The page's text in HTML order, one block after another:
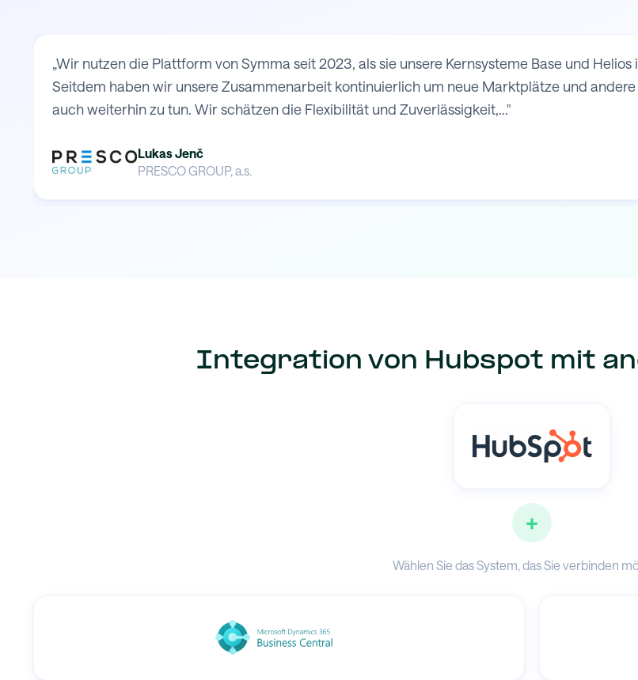
„Wir nutzen die Plattform von Symma seit 2023, als sie unsere Kernsysteme Base und
Seitdem haben wir unsere Zusammenarbeit kontinuierlich um neue Marktplätze und
auch weiterhin zu tun. Wir schätzen die Flexibilität und Zuverlässigkeit,..."
Lukas Jenč
PRESCO GROUP, a.s.
Integration von Hubspot mit
+
Wählen Sie das System, das Sie verbinden